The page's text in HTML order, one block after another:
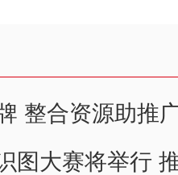
整合资源助推
图大赛将举行